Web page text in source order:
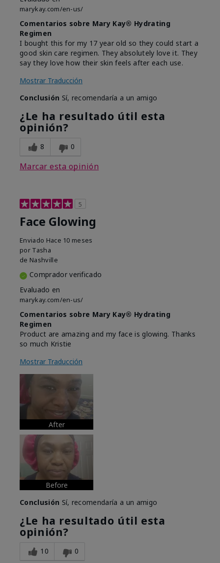
marykay.com/en-us/
Comentarios sobre Mary Kay® Hydrating
Regimen
I bought this for my 17 year old so they could start a
good skin care regimen. They absolutely love it. They
say they love how their skin feels after each use.
Mostrar Traducción
Conclusión Sí, recomendaría a un amigo
¿Le ha resultado útil esta
opinión?
8 0
Marcar esta opinión
5
Face Glowing
Enviado Hace 10 meses
por Tasha
de Nashville
Comprador verificado
Evaluado en
marykay.com/en-us/
Comentarios sobre Mary Kay® Hydrating
Regimen
Product are amazing and my face is glowing. Thanks
so much Kristie
Mostrar Traducción
After
Before
Conclusión Sí, recomendaría a un amigo
¿Le ha resultado útil esta
opinión?
10 0